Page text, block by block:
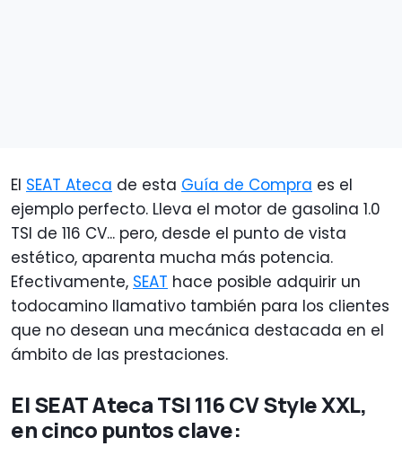
El SEAT Ateca de esta Guía de Compra es el
ejemplo perfecto. Lleva el motor de gasolina 1.0
TSI de 116 CV... pero, desde el punto de vista
estético, aparenta mucha más potencia.
Efectivamente, SEAT hace posible adquirir un
todocamino llamativo también para los clientes
que no desean una mecánica destacada en el
ámbito de las prestaciones.
El SEAT Ateca TSI 116 CV Style XXL,
en cinco puntos clave: